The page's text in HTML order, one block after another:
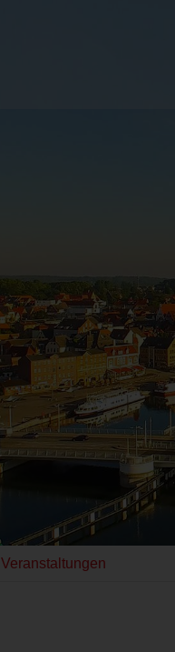
Veranstaltungen